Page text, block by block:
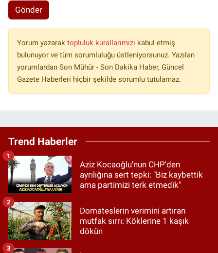
Gönder
Yorum yazarak topluluk kurallarımızı kabul etmiş
bulunuyor ve tüm sorumluluğu üstleniyorsunuz. Yazılan
yorumlardan Son Mühür - Son Dakika Haber, Güncel
Gazete Haberleri hiçbir şekilde sorumlu tutulamaz.
Trend Haberler
Aziz Kocaoğlu'nun CHP'den
ayrılığına sert tepki: "Biz kaybettik
ama partimizi terk etmedik"
1
Domateslerin verimini artıran
mutfak sırrı: Köklerine 1 kaşık
dökün
2
3